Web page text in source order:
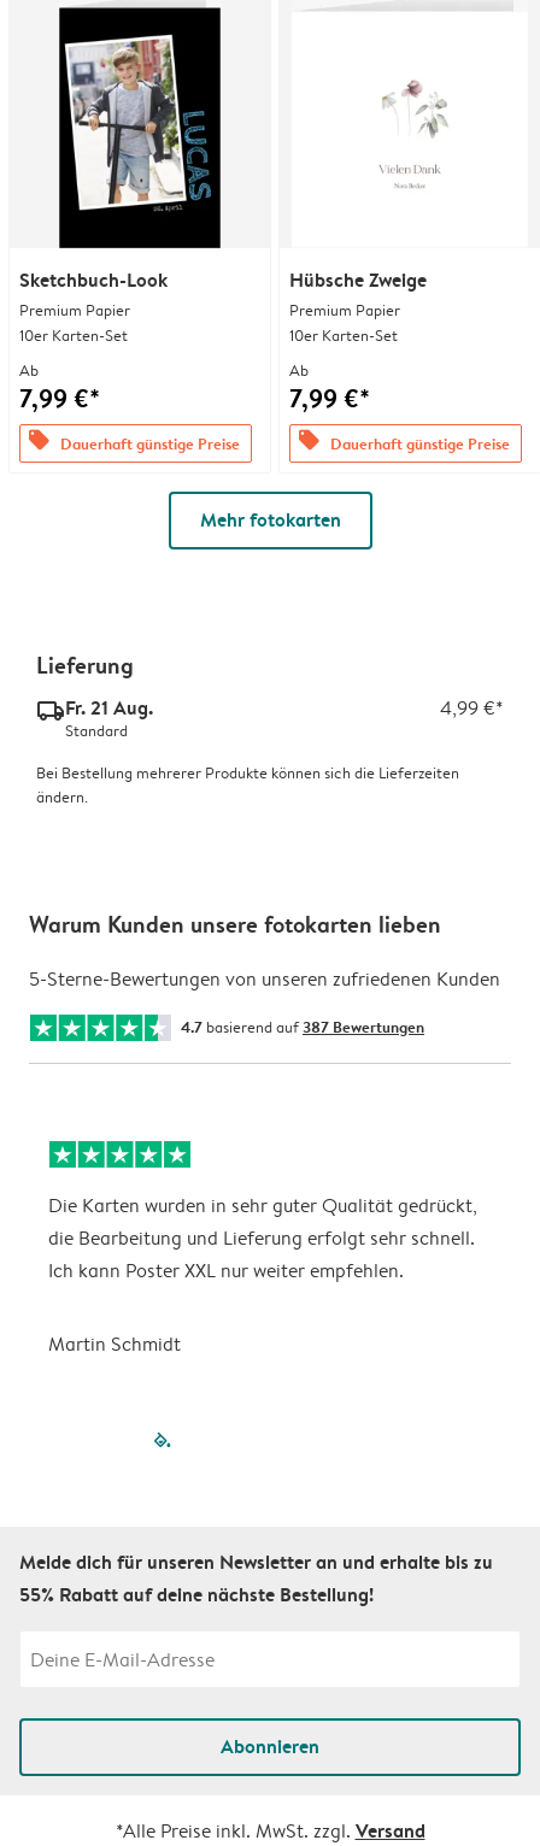
Sketchbuch-Look
Premium Papier
10er Karten-Set
Ab
7,99 €*
offers Dauerhaft günstige Preise
Hübsche Zweige
Premium Papier
10er Karten-Set
Ab
7,99 €*
offers Dauerhaft günstige Preise
Mehr fotokarten
Lieferung
delivery_standard_v2Fr. 21 Aug. 4,99 €*
Standard
Bei Bestellung mehrerer Produkte können sich die Lieferzeiten
ändern.
Warum Kunden unsere fotokarten lieben
5-Sterne-Bewertungen von unseren zufriedenen Kunden
4.7 basierend auf387 Bewertungen
Die Karten wurden in sehr guter Qualität gedrückt,
die Bearbeitung und Lieferung erfolgt sehr schnell.
Ich kann Poster XXL nur weiter empfehlen.
Martin Schmidt
filled-pagination
Melde dich für unseren Newsletter an und erhalte bis zu
55% Rabatt auf deine nächste Bestellung!
Abonnieren
*Alle Preise inkl. MwSt. zzgl. Versand